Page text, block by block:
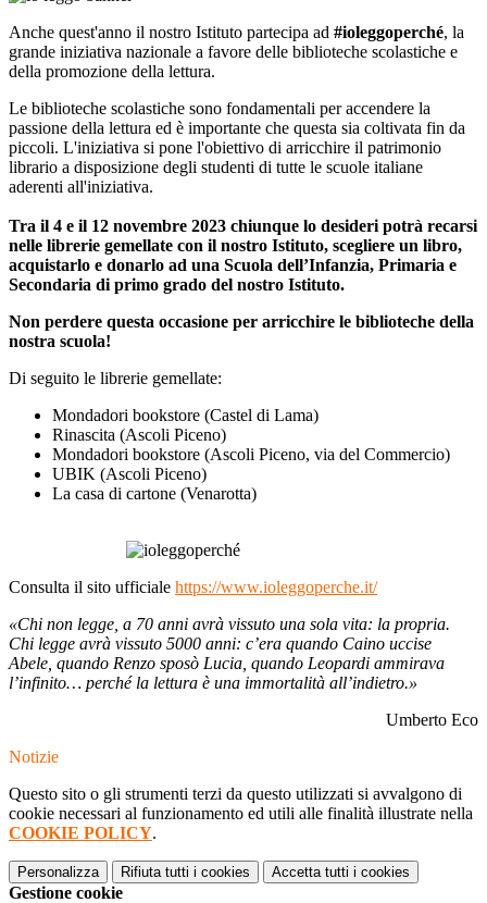
Anche quest'anno il nostro Istituto partecipa ad #ioleggoperché, la
grande iniziativa nazionale a favore delle biblioteche scolastiche e
della promozione della lettura.
Le biblioteche scolastiche sono fondamentali per accendere la
passione della lettura ed è importante che questa sia coltivata fin da
piccoli. L'iniziativa si pone l'obiettivo di arricchire il patrimonio
librario a disposizione degli studenti di tutte le scuole italiane
aderenti all'iniziativa.
Tra il 4 e il 12 novembre 2023 chiunque lo desideri potrà recarsi
nelle librerie gemellate con il nostro Istituto, scegliere un libro,
acquistarlo e donarlo ad una Scuola dell’Infanzia, Primaria e
Secondaria di primo grado del nostro Istituto.
Non perdere questa occasione per arricchire le biblioteche della
nostra scuola!
Di seguito le librerie gemellate:
Mondadori bookstore (Castel di Lama)
Rinascita (Ascoli Piceno)
Mondadori bookstore (Ascoli Piceno, via del Commercio)
UBIK (Ascoli Piceno)
La casa di cartone (Venarotta)
Consulta il sito ufficiale https://www.ioleggoperche.it/
«Chi non legge, a 70 anni avrà vissuto una sola vita: la propria.
Chi legge avrà vissuto 5000 anni: c’era quando Caino uccise
Abele, quando Renzo sposò Lucia, quando Leopardi ammirava
l’infinito… perché la lettura è una immortalità all’indietro.»
Umberto Eco
Notizie
Questo sito o gli strumenti terzi da questo utilizzati si avvalgono di
cookie necessari al funzionamento ed utili alle finalità illustrate nella
COOKIE POLICY.
Personalizza Rifiuta tutti i cookies Accetta tutti i cookies
Gestione cookie